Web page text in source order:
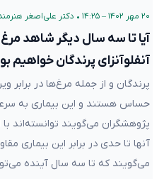
۲۰ مهر ۱۴۰۲ – ۱۴:۲۵ • دکتر علی‌اصغر
آیا تا سه سال دیگر شاهد
آنفلوآنزای پرندگان خواهیم
پرندگان و از جمله مرغ‌ها در برابر
حساس هستند و این بیماری به
پژوهشگران می‌گویند توانسته‌اند
آنها تا حدی در برابر این بیماری
می‌گویند که تا سه سال آینده